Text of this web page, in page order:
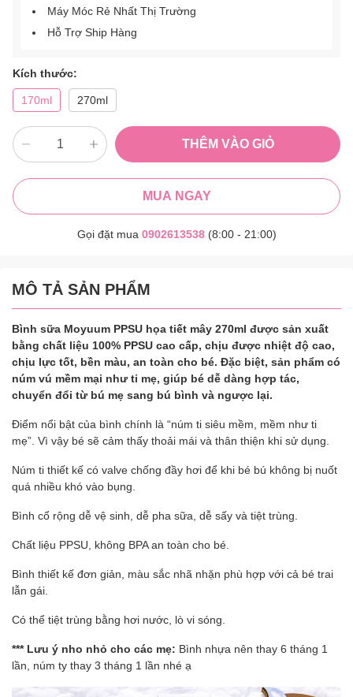
Máy Móc Rẻ Nhất Thị Trường
Hỗ Trợ Ship Hàng
Kích thước:
170ml 270ml
THÊM VÀO GIỎ
MUA NGAY
Gọi đặt mua 0902613538(8:00 - 21:00)
MÔ TẢ SẢN PHẨM
Bình sữa Moyuum PPSU họa tiết mây 270ml được sản xuất
bằng chất liệu 100% PPSU cao cấp, chịu được nhiệt độ cao,
chịu lực tốt, bền màu, an toàn cho bé. Đặc biệt, sản phẩm có
núm vú mềm mại như ti mẹ, giúp bé dễ dàng hợp tác,
chuyển đổi từ bú mẹ sang bú bình và ngược lại.
Điểm nổi bật của bình chính là “núm ti siêu mềm, mềm như ti
mẹ”. Vì vậy bé sẽ cảm thấy thoải mái và thân thiện khi sử dụng.
Núm ti thiết kế có valve chống đầy hơi để khi bé bú không bị nuốt
quá nhiều khó vào bụng.
Bình cổ rộng dễ vệ sinh, dễ pha sữa, dễ sấy và tiệt trùng.
Chất liệu PPSU, không BPA an toàn cho bé.
Bình thiết kế đơn giản, màu sắc nhã nhặn phù hợp với cả bé trai
lẫn gái.
Có thể tiệt trùng bằng hơi nước, lò vi sóng.
*** Lưu ý nho nhỏ cho các mẹ: Bình nhựa nên thay 6 tháng 1
lần, núm ty thay 3 tháng 1 lần nhé ạ